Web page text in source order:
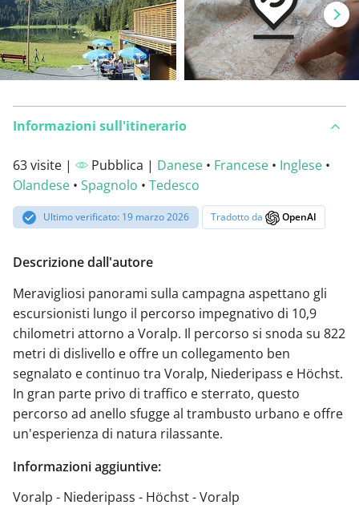
Informazioni sull'itinerario
63 visite | Pubblica | Danese • Francese • Inglese •
Olandese • Spagnolo • Tedesco
Ultimo verificato: 19 marzo 2026 Tradotto da OpenAI
Descrizione dall'autore
Meravigliosi panorami sulla campagna aspettano gli
escursionisti lungo il percorso impegnativo di 10,9
chilometri attorno a Voralp. Il percorso si snoda su 822
metri di dislivello e offre un collegamento ben
segnalato e continuo tra Voralp, Niederipass e Höchst.
In gran parte privo di traffico e sterrato, questo
percorso ad anello sfugge al trambusto urbano e offre
un'esperienza di natura rilassante.
Informazioni aggiuntive:
Voralp - Niederipass - Höchst - Voralp